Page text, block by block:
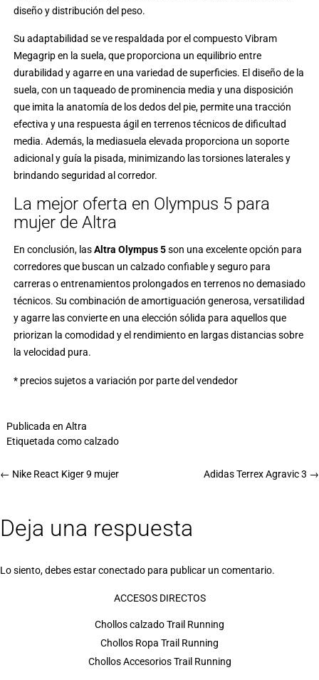
diseño y distribución del peso.
Su adaptabilidad se ve respaldada por el compuesto Vibram
Megagrip en la suela, que proporciona un equilibrio entre
durabilidad y agarre en una variedad de superficies. El diseño de la
suela, con un taqueado de prominencia media y una disposición
que imita la anatomía de los dedos del pie, permite una tracción
efectiva y una respuesta ágil en terrenos técnicos de dificultad
media. Además, la mediasuela elevada proporciona un soporte
adicional y guía la pisada, minimizando las torsiones laterales y
brindando seguridad al corredor.
La mejor oferta en Olympus 5 para
mujer de Altra
En conclusión, lasAltra Olympus 5son una excelente opción para
corredores que buscan un calzado confiable y seguro para
carreras o entrenamientos prolongados en terrenos no demasiado
técnicos. Su combinación de amortiguación generosa, versatilidad
y agarre las convierte en una elección sólida para aquellos que
priorizan la comodidad y el rendimiento en largas distancias sobre
la velocidad pura.
* precios sujetos a variación por parte del vendedor
Publicada en Altra
Etiquetada comocalzado
Adidas Terrex Agravic 3 →
← Nike React Kiger 9 mujer
Deja una respuesta
Lo siento, debes estarconectado para publicar un comentario.
ACCESOS DIRECTOS
Chollos calzado Trail Running
Chollos Ropa Trail Running
Chollos Accesorios Trail Running